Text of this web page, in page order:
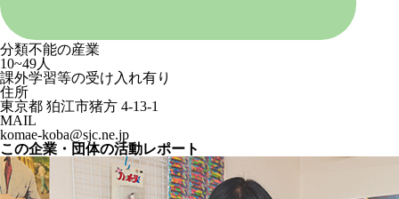
分類不能の産業
10~49人
課外学習等の受け入れ有り
住所
東京都 狛江市猪方 4-13-1
MAIL
komae-koba@sjc.ne.jp
この企業・団体の活動レポート